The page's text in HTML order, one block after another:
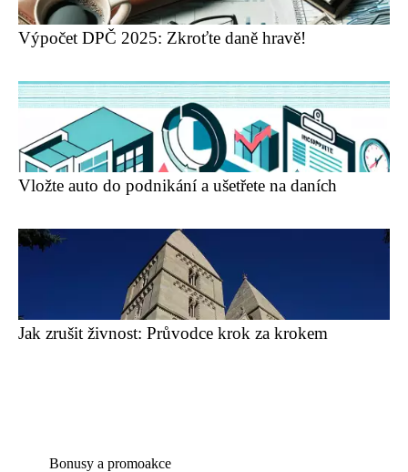
Výpočet DPČ 2025: Zkroťte daně hravě!
Vložte auto do podnikání a ušetřete na daních
Jak zrušit živnost: Průvodce krok za krokem
Bonusy a promoakce